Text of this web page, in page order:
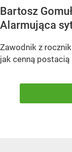
Bartosz
Alarmująca
Zawodnik z
jak cenną postacią